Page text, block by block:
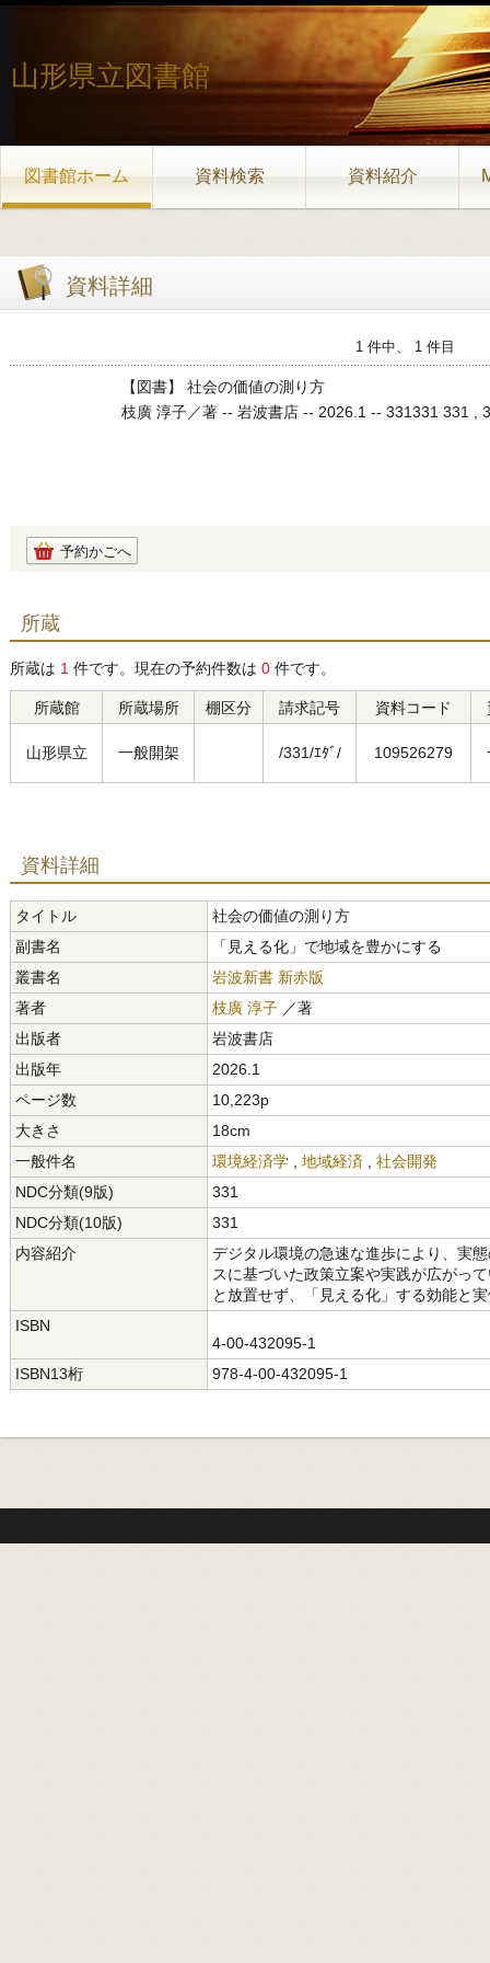
山形県立図書館
図書館ホーム 資料検索 資料紹介
資料詳細
1 件中、 1 件目
【図書】 社会の価値の測り方
枝廣 淳子／著 -- 岩波書店 -- 2026.1 -- 331331 331 ,
予約かごへ
所蔵
所蔵は 1 件です。現在の予約件数は 0 件です。
所蔵館 所蔵場所 棚区分 請求記号 資料コード
山形県立 一般開架 /331/ｴﾀﾞ/ 109526279
資料詳細
タイトル
社会の価値の測り方
副書名
「見える化」で地域を豊かにする
叢書名
岩波新書 新赤版
著者
枝廣 淳子 ／著
出版者
岩波書店
出版年
2026.1
ページ数
10,223p
大きさ
18cm
一般件名
環境経済学 地域経済
社会開発
NDC分類(9版)
331
NDC分類(10版)
331
内容紹介
デジタル環境の急速な進歩により、実
スに基づいた政策立案や実践が広がっ
と放置せず、「見える化」する効能と
ISBN
4-00-432095-1
ISBN13桁
978-4-00-432095-1